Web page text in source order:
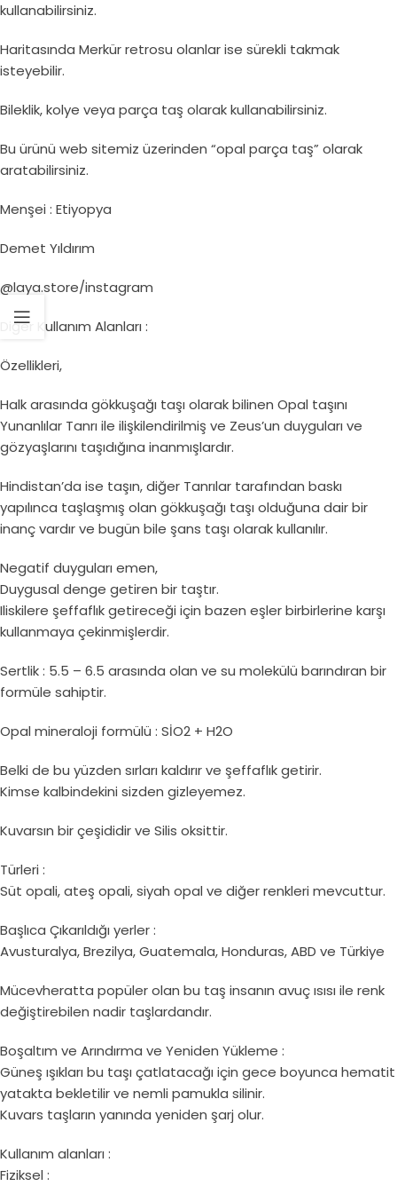
kullanabilirsiniz.
Haritasında Merkür retrosu olanlar ise sürekli takmak
isteyebilir.
Bileklik, kolye veya parça taş olarak kullanabilirsiniz.
Bu ürünü web sitemiz üzerinden “opal parça taş” olarak
aratabilirsiniz.
Menşei : Etiyopya
Demet Yıldırım
@laya.store/instagram
Diğer Kullanım Alanları :
Özellikleri,
Halk arasında gökkuşağı taşı olarak bilinen Opal taşını
Yunanlılar Tanrı ile ilişkilendirilmiş ve Zeus’un duyguları ve
gözyaşlarını taşıdığına inanmışlardır.
Hindistan’da ise taşın, diğer Tanrılar tarafından baskı
yapılınca taşlaşmış olan gökkuşağı taşı olduğuna dair bir
inanç vardır ve bugün bile şans taşı olarak kullanılır.
Negatif duyguları emen,
Duygusal denge getiren bir taştır.
Iliskilere şeffaflık getireceği için bazen eşler birbirlerine karşı
kullanmaya çekinmişlerdir.
Sertlik : 5.5 – 6.5 arasında olan ve su molekülü barındıran bir
formüle sahiptir.
Opal mineraloji formülü : SİO2 + H2O
Belki de bu yüzden sırları kaldırır ve şeffaflık getirir.
Kimse kalbindekini sizden gizleyemez.
Kuvarsın bir çeşididir ve Silis oksittir.
Türleri :
Süt opali, ateş opali, siyah opal ve diğer renkleri mevcuttur.
Başlıca Çıkarıldığı yerler :
Avusturalya, Brezilya, Guatemala, Honduras, ABD ve Türkiye
Mücevheratta popüler olan bu taş insanın avuç ısısı ile renk
değiştirebilen nadir taşlardandır.
Boşaltım ve Arındırma ve Yeniden Yükleme :
Güneş ışıkları bu taşı çatlatacağı için gece boyunca hematit
yatakta bekletilir ve nemli pamukla silinir.
Kuvars taşların yanında yeniden şarj olur.
Kullanım alanları :
Fiziksel :